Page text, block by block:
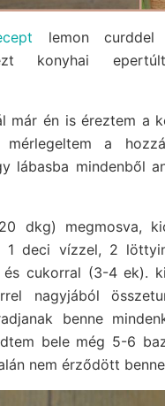
lemon curddel
konyhai
már én is éreztem a
a
lábasba mindenből
dkg) megmosva,
1 deci vízzel, 2
és cukorral (3-4 ek).
nagyjából
benne
bele még 5-6
nem érződött